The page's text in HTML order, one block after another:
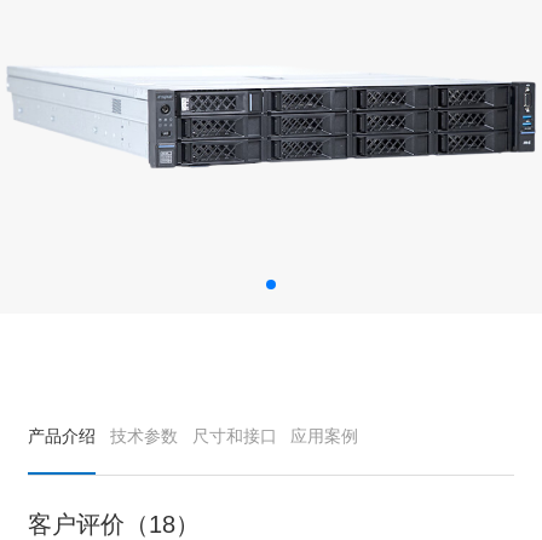
产品介绍 技术参数 尺寸和接口 应用案例
客户评价（18）